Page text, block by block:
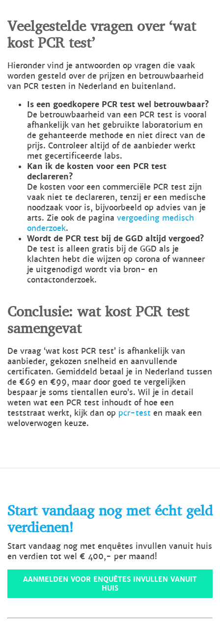
Veelgestelde vragen over ‘wat
kost PCR test’
Hieronder vind je antwoorden op vragen die vaak
worden gesteld over de prijzen en betrouwbaarheid
van PCR testen in Nederland en buitenland.
Is een goedkopere PCR test wel betrouwbaar?
De betrouwbaarheid van een PCR test is vooral
afhankelijk van het gebruikte laboratorium en
de gehanteerde methode en niet direct van de
prijs. Controleer altijd of de aanbieder werkt
met gecertificeerde labs.
Kan ik de kosten voor een PCR test
declareren?
De kosten voor een commerciële PCR test zijn
vaak niet te declareren, tenzij er een medische
noodzaak voor is, bijvoorbeeld op advies van je
arts. Zie ook de pagina vergoeding medisch
onderzoek.
Wordt de PCR test bij de GGD altijd vergoed?
De test is alleen gratis bij de GGD als je
klachten hebt die wijzen op corona of wanneer
je uitgenodigd wordt via bron- en
contactonderzoek.
Conclusie: wat kost PCR test
samengevat
De vraag ‘wat kost PCR test’ is afhankelijk van
aanbieder, gekozen snelheid en aanvullende
certificaten. Gemiddeld betaal je in Nederland tussen
de €69 en €99, maar door goed te vergelijken
bespaar je soms tientallen euro’s. Wil je in detail
weten wat een PCR test inhoudt of hoe een
teststraat werkt, kijk dan op pcr-test en maak een
weloverwogen keuze.
Start vandaag nog met écht geld
verdienen!
Start vandaag nog met enquêtes invullen vanuit huis
en verdien tot wel € 400,- per maand!
AANMELDEN VOOR ENQUÊTES INVULLEN VANUIT
HUIS